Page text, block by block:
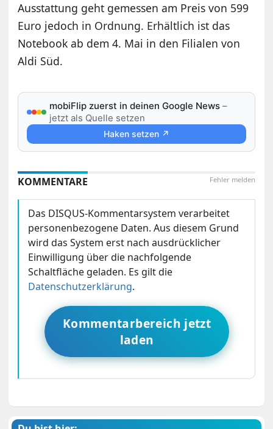
Ausstattung geht gemessen am Preis von 599
Euro jedoch in Ordnung. Erhältlich ist das
Notebook ab dem 4. Mai in den Filialen von
Aldi Süd.
mobiFlip zuerst in deinen Google News –
jetzt als Quelle setzen
Haken setzen ↗
Fehler melden
KOMMENTARE
Das DISQUS-Kommentarsystem verarbeitet
personenbezogene Daten. Aus diesem Grund
wird das System erst nach ausdrücklicher
Einwilligung über die nachfolgende
Schaltfläche geladen. Es gilt die
Datenschutzerklärung.
Kommentarbereich jetzt
laden